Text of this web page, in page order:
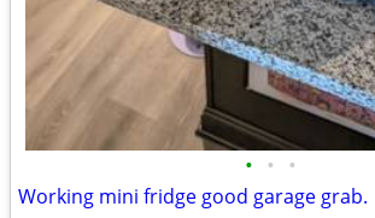
• • •
Working mini fridge good garage grab.